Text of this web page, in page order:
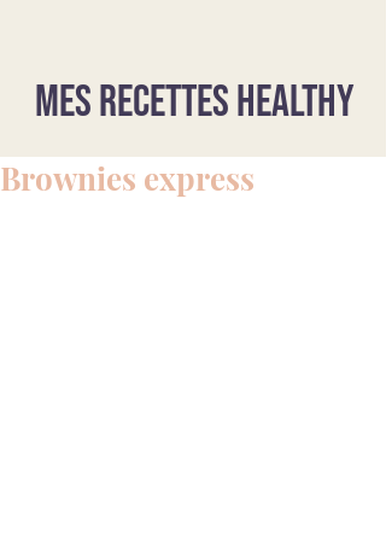
Mes recettes healthy
Brownies express